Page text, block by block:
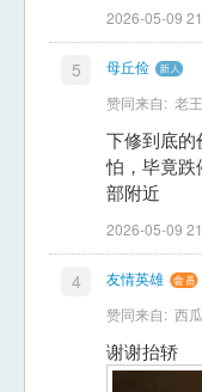
2026-05-09
5
母丘俭
赞同来自: 老
下修到底的
怕，毕竟
部附近
2026-05-09
4
友情英雄
赞同来自: 西
谢谢抬轿